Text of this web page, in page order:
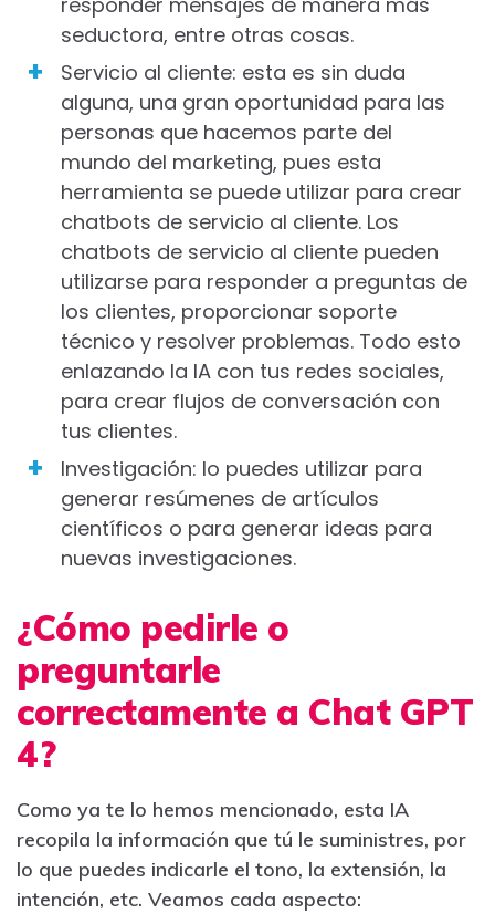
seductora, entre otras cosas.
Servicio al cliente: esta es sin duda
alguna, una gran oportunidad para las
personas que hacemos parte del
mundo del marketing, pues esta
herramienta se puede utilizar para crear
chatbots de servicio al cliente. Los
chatbots de servicio al cliente pueden
utilizarse para responder a preguntas de
los clientes, proporcionar soporte
técnico y resolver problemas. Todo esto
enlazando la IA con tus redes sociales,
para crear flujos de conversación con
tus clientes.
Investigación: lo puedes utilizar para
generar resúmenes de artículos
científicos o para generar ideas para
nuevas investigaciones.
¿Cómo pedirle o
preguntarle
correctamente a Chat GPT
4?
Como ya te lo hemos mencionado, esta IA
recopila la información que tú le suministres, por
lo que puedes indicarle el tono, la extensión, la
intención, etc. Veamos cada aspecto: